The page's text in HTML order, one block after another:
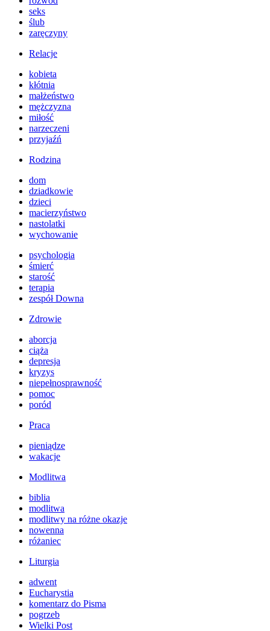
seks
ślub
zaręczyny
Relacje
kobieta
kłótnia
małżeństwo
mężczyzna
miłość
narzeczeni
przyjaźń
Rodzina
dom
dziadkowie
dzieci
macierzyństwo
nastolatki
wychowanie
psychologia
śmierć
starość
terapia
zespół Downa
Zdrowie
aborcja
ciąża
depresja
kryzys
niepełnosprawność
pomoc
poród
Praca
pieniądze
wakacje
Modlitwa
biblia
modlitwa
modlitwy na różne okazje
nowenna
różaniec
Liturgia
adwent
Eucharystia
komentarz do Pisma
pogrzeb
Wielki Post